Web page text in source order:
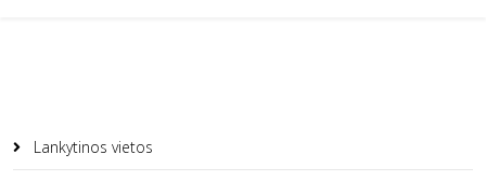
Lankytinos vietos